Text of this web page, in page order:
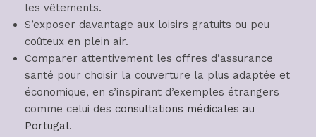
les vêtements.
S’exposer davantage aux loisirs gratuits ou peu
coûteux en plein air.
Comparer attentivement les offres d’assurance
santé pour choisir la couverture la plus adaptée et
économique, en s’inspirant d’exemples étrangers
comme celui des consultations médicales au
Portugal.